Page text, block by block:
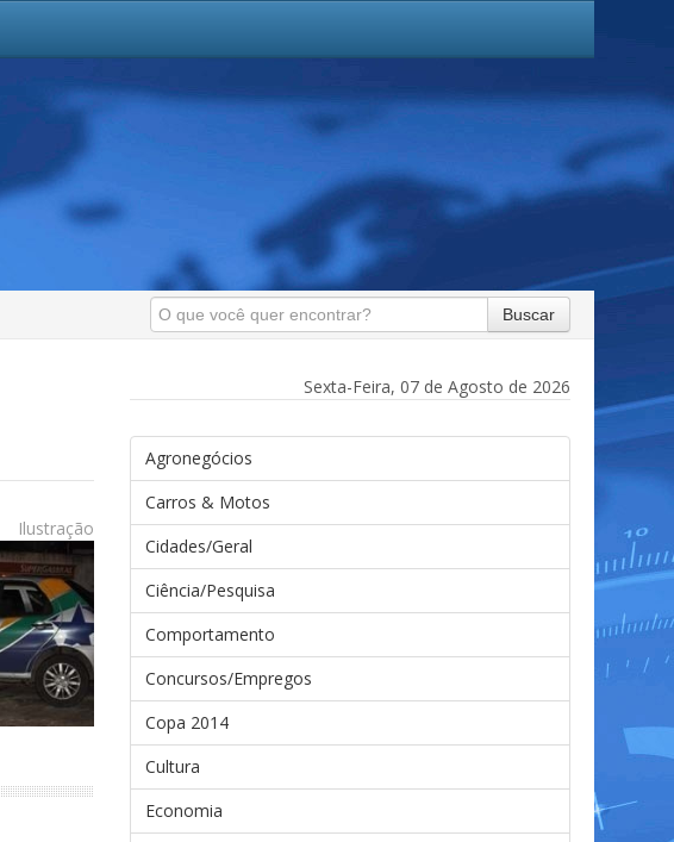
Buscar
Ilustração
Sexta-Feira, 07 de Agosto de 2026
Agronegócios
Carros & Motos
Cidades/Geral
Ciência/Pesquisa
Comportamento
Concursos/Empregos
Copa 2014
Cultura
Economia